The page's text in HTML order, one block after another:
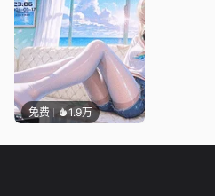
免费 1.9万